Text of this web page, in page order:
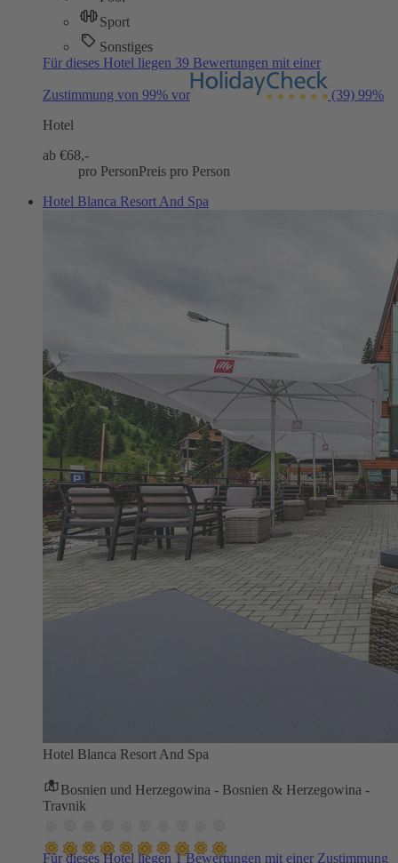
Sport
Sonstiges
Für dieses Hotel liegen 39 Bewertungen mit einer
Zustimmung von 99% vor (39) 99%
Hotel
ab €68,-
pro PersonPreis pro Person
Hotel Blanca Resort And Spa
Hotel Blanca Resort And Spa
Bosnien und Herzegowina - Bosnien & Herzegowina -
Travnik
Für dieses Hotel liegen 1 Bewertungen mit einer Zustimmung